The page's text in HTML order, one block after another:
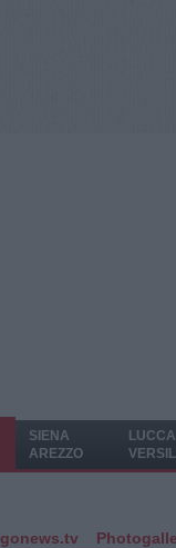
SIENA
AREZZO
LUCCA
gonews.tv